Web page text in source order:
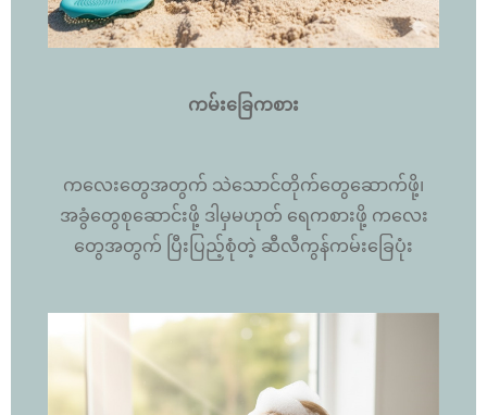
ကမ်းခြေကစား
ကလေးတွေအတွက် သဲသောင်တိုက်တွေဆောက်ဖို့၊
အခွံတွေစုဆောင်းဖို့ ဒါမှမဟုတ် ရေကစားဖို့ ကလေး
တွေအတွက် ပြီးပြည့်စုံတဲ့ ဆီလီကွန်ကမ်းခြေပုံး